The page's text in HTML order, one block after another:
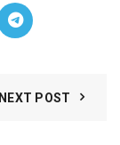
NEXT POST